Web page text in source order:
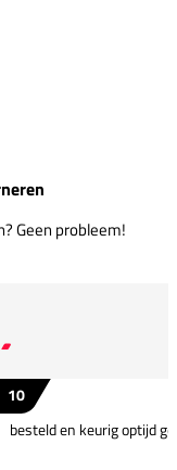
Geen probleem!
10
besteld en keurig optijd